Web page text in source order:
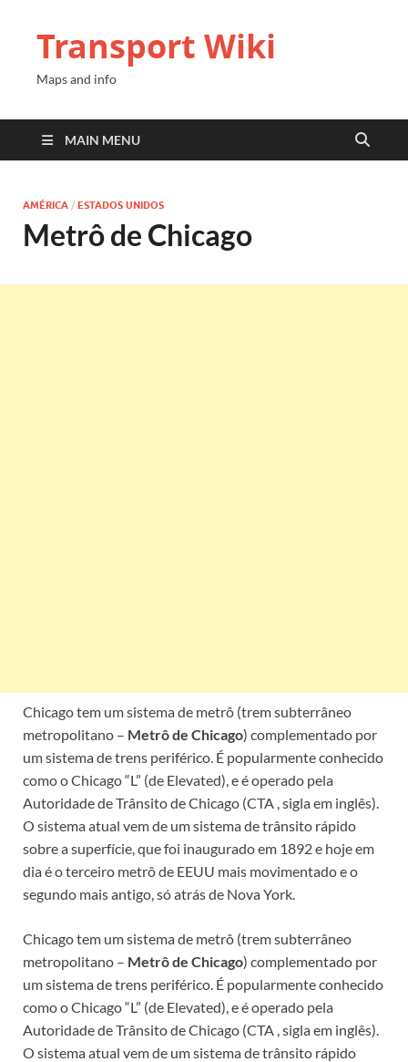
Transport Wiki
Maps and info
MAIN MENU
AMÉRICA / ESTADOS UNIDOS
Metrô de Chicago
Chicago tem um sistema de metrô (trem subterrâneo
metropolitano – Metrô de Chicago) complementado por
um sistema de trens periférico. É popularmente conhecido
como o Chicago “L” (de Elevated), e é operado pela
Autoridade de Trânsito de Chicago (CTA , sigla em inglês).
O sistema atual vem de um sistema de trânsito rápido
sobre a superfície, que foi inaugurado em 1892 e hoje em
dia é o terceiro metrô de EEUU mais movimentado e o
segundo mais antigo, só atrás de Nova York.
Chicago tem um sistema de metrô (trem subterrâneo
metropolitano – Metrô de Chicago) complementado por
um sistema de trens periférico. É popularmente conhecido
como o Chicago “L” (de Elevated), e é operado pela
Autoridade de Trânsito de Chicago (CTA , sigla em inglês).
O sistema atual vem de um sistema de trânsito rápido